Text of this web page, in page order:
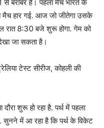
से बराबर है। पहला मैच भारत के
मैच हार गई. आज जो जीतेगा उसके
रात 8:30 बजे शुरू होगा. गेम को
जा सकता है।
टेस्ट सीरीज, कोहली की
शुरू हो रहा है. पर्थ में पहला
सुनने में आ रहा है कि पर्थ के विकेट